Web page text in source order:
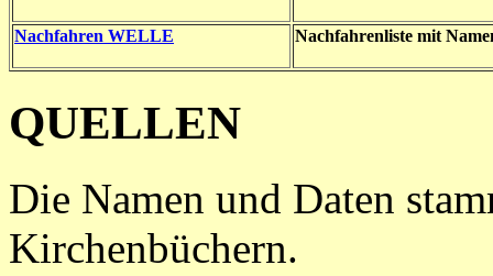
Nachfahren WELLE Nachfahrenliste mit
QUELLEN
Die Namen und Daten
Kirchenbüchern.